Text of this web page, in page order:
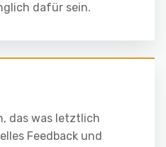
dafür sein.
das was letztlich
Feedback und